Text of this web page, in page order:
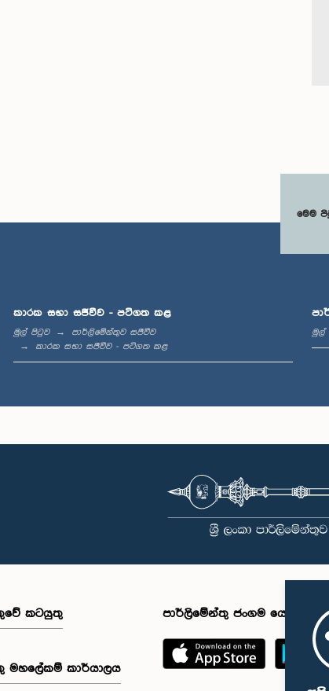
මෙම
කාරක සභා සජීවීව - පටිගත කළ
මුල් පිටුව
පාර්ලිමේන්තුව සජීවීව
කාරක සභා සජීවීව - පටිගත කළ
මුල්
කටයුතු
මහලේකම් කාර්යාලය
පාර්ලිමේන්තු ජංගම යෙදුම